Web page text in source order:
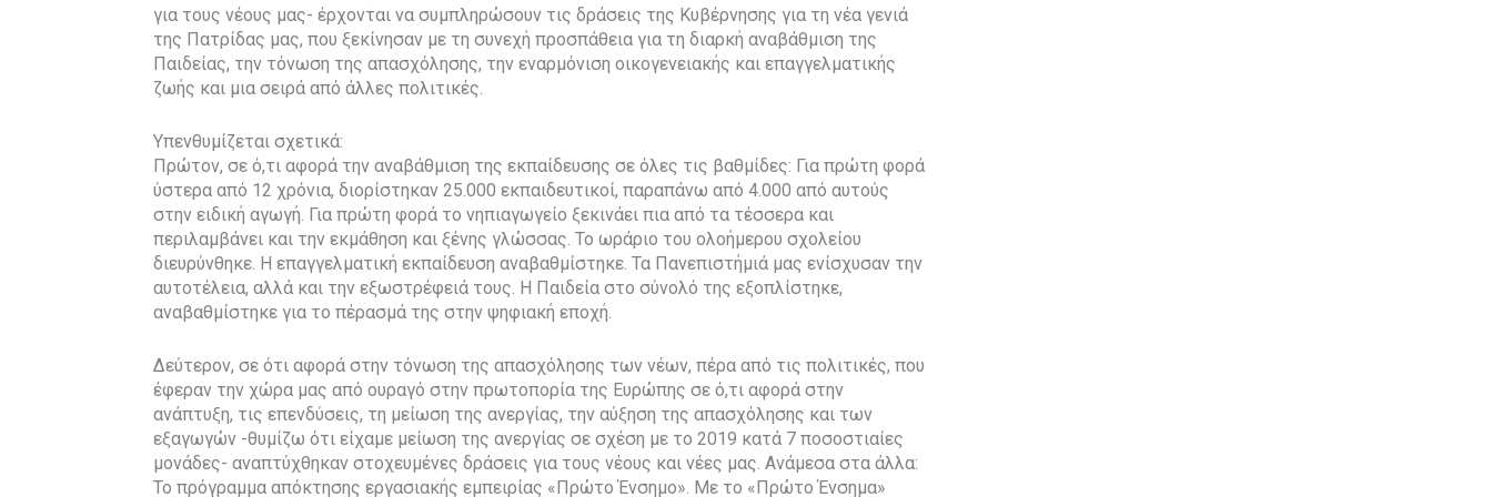
για τους νέους μας- έρχονται να συμπληρώσουν τις δράσεις της Κυβέρνησης για τη νέα γενιά
της Πατρίδας μας, που ξεκίνησαν με τη συνεχή προσπάθεια για τη διαρκή αναβάθμιση της
Παιδείας, την τόνωση της απασχόλησης, την εναρμόνιση οικογενειακής και επαγγελματικής
ζωής και μια σειρά από άλλες πολιτικές.
Υπενθυμίζεται σχετικά:
Πρώτον, σε ό,τι αφορά την αναβάθμιση της εκπαίδευσης σε όλες τις βαθμίδες: Για πρώτη φορά
ύστερα από 12 χρόνια, διορίστηκαν 25.000 εκπαιδευτικοί, παραπάνω από 4.000 από αυτούς
στην ειδική αγωγή. Για πρώτη φορά το νηπιαγωγείο ξεκινάει πια από τα τέσσερα και
περιλαμβάνει και την εκμάθηση και ξένης γλώσσας. Το ωράριο του ολοήμερου σχολείου
διευρύνθηκε. Η επαγγελματική εκπαίδευση αναβαθμίστηκε. Τα Πανεπιστήμιά μας ενίσχυσαν την
αυτοτέλεια, αλλά και την εξωστρέφειά τους. Η Παιδεία στο σύνολό της εξοπλίστηκε,
αναβαθμίστηκε για το πέρασμά της στην ψηφιακή εποχή.
Δεύτερον, σε ότι αφορά στην τόνωση της απασχόλησης των νέων, πέρα από τις πολιτικές, που
έφεραν την χώρα μας από ουραγό στην πρωτοπορία της Ευρώπης σε ό,τι αφορά στην
ανάπτυξη, τις επενδύσεις, τη μείωση της ανεργίας, την αύξηση της απασχόλησης και των
εξαγωγών -θυμίζω ότι είχαμε μείωση της ανεργίας σε σχέση με το 2019 κατά 7 ποσοστιαίες
μονάδες- αναπτύχθηκαν στοχευμένες δράσεις για τους νέους και νέες μας. Ανάμεσα στα άλλα:
Το πρόγραμμα απόκτησης εργασιακής εμπειρίας «Πρώτο Ένσημο». Με το «Πρώτο Ένσημα»